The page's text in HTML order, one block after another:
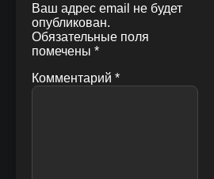
Ваш адрес email не будет
опубликован.
Обязательные поля
помечены *
Комментарий *